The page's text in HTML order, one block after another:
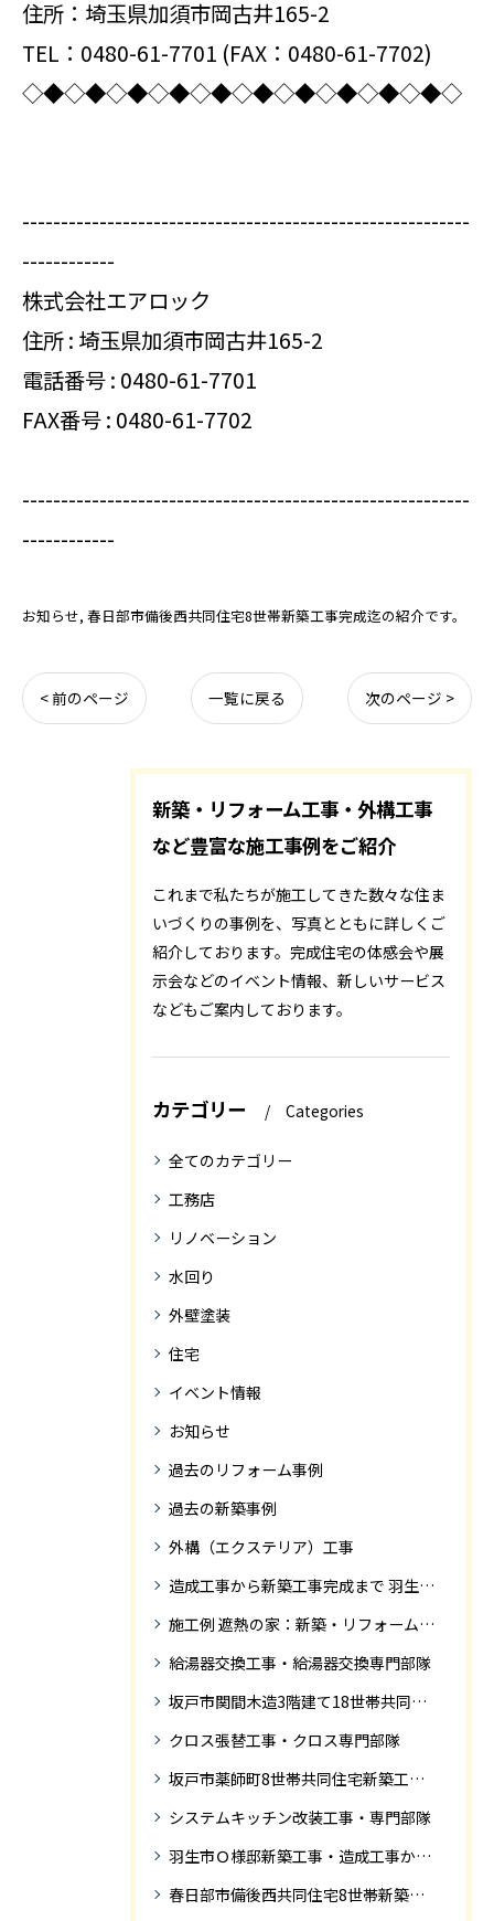
住所：埼玉県加須市岡古井165-2
TEL：0480-61-7701 (FAX：0480-61-7702)
◇◆◇◆◇◆◇◆◇◆◇◆◇◆◇◆◇◆◇◆◇
----------------------------------------------------------
------------
株式会社エアロック
住所 : 埼玉県加須市岡古井165-2
電話番号 : 0480-61-7701
FAX番号 : 0480-61-7702
----------------------------------------------------------
------------
お知らせ 春日部市備後西共同住宅8世帯新築工事完成迄の紹介です。
< 前のページ 一覧に戻る 次のページ >
新築・リフォーム工事・外構工事
など豊富な施工事例をご紹介
これまで私たちが施工してきた数々な住ま
いづくりの事例を、写真とともに詳しくご
紹介しております。完成住宅の体感会や展
示会などのイベント情報、新しいサービス
などもご案内しております。
カテゴリー Categories
全てのカテゴリー
工務店
リノベーション
水回り
外壁塗装
住宅
イベント情報
お知らせ
過去のリフォーム事例
過去の新築事例
外構（エクステリア）工事
造成工事から新築工事完成まで 羽生市Ｓ様邸新築工事・
施工例 遮熱の家：新築・リフォーム ドローンにて空撮
給湯器交換工事・給湯器交換専門部隊
坂戸市関間木造3階建て18世帯共同住宅の完成迄紹介
クロス張替工事・クロス専門部隊
坂戸市薬師町8世帯共同住宅新築工事完成迄の紹介です
システムキッチン改装工事・専門部隊
羽生市Ｏ様邸新築工事・造成工事から住宅完成までの紹介
春日部市備後西共同住宅8世帯新築工事完成迄の紹介です。